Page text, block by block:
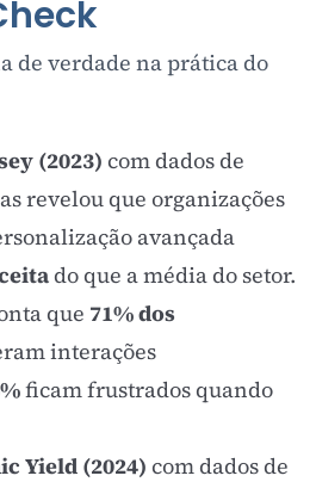
de verdade na prática do
(2023) com dados de
revelou que organizações
avançada
do que a média do setor.
que 71% dos
interações
ficam frustrados quando
Yield (2024) com dados de